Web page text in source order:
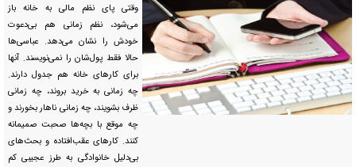
وقتی پای نظم مالی به خانه باز
می‌شود، نظم زمانی هم بی‌دعوت
خودش را نشان می‌دهد. عباسی‌ها
حالا فقط پول‌شان را نمی‌نویسند. آنها
برای کار‌های خانه هم جدول دارند.
چه زمانی به خرید بروند، چه زمانی
ظرف بشویند، چه زمانی ناهار بخورند و
چه موقع با بچه‌ها صحبت صمیمانه
کنند. کار‌های عقب‌افتاده و بحث‌های
بی‌دلیل خانوادگی به طرز عجیبی کم